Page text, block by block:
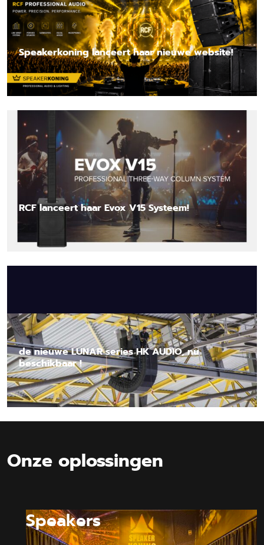
Speakerkoning lanceert haar nieuwe website!
Lees nieuwsbericht
RCF lanceert haar Evox V15 Systeem!
Lees nieuwsbericht
de nieuwe LUNAR series HK AUDIO, nu
beschikbaar !
Lees nieuwsbericht
Onze oplossingen
Speakers